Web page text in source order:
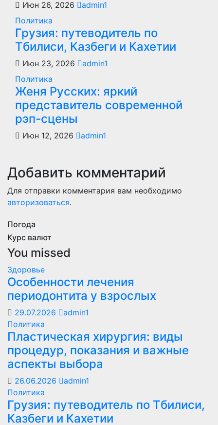
Июн 26, 2026
admin1
Политика
Грузия: путеводитель по
Тбилиси, Казбеги и Кахетии
Июн 23, 2026
admin1
Политика
Женя Русских: яркий
представитель современной
рэп-сцены
Июн 12, 2026 admin1
Добавить комментарий
Для отправки комментария вам необходимо
авторизоваться.
Погода
Курс валют
You missed
Здоровье
Особенности лечения
периодонтита у взрослых
29.07.2026
admin1
Политика
Пластическая хирургия: виды
процедур, показания и важные
аспекты выбора
26.06.2026
admin1
Политика
Грузия: путеводитель по Тбилиси,
Казбеги и Кахетии